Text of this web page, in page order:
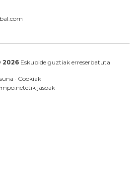
2026 Eskubide guztiak erreserbatuta
· Cookiak
etik jasoak